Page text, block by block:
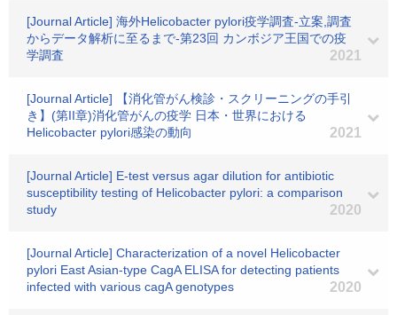
[Journal Article] 海外Helicobacter pylori疫学調査-立案,調査
からデータ解析に至るまで-第23回 カンボジア王国での疫
学調査
2021
[Journal Article] 【消化管がん検診・スクリーニングの手引
き】(第II章)消化管がんの疫学 日本・世界における
Helicobacter pylori感染の動向
2021
[Journal Article] E-test versus agar dilution for antibiotic
susceptibility testing of Helicobacter pylori: a comparison
study
2020
[Journal Article] Characterization of a novel Helicobacter
pylori East Asian-type CagA ELISA for detecting patients
infected with various cagA genotypes
2020